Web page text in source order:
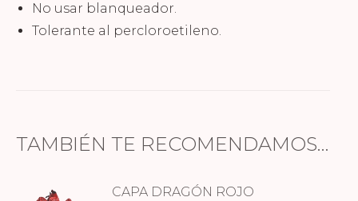
No usar blanqueador.
Tolerante al percloroetileno.
TAMBIÉN TE RECOMENDAMOS…
CAPA DRAGÓN ROJO